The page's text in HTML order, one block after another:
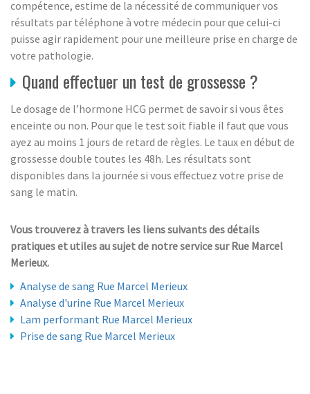
compétence, estime de la nécessité de communiquer vos
résultats par téléphone à votre médecin pour que celui-ci
puisse agir rapidement pour une meilleure prise en charge de
votre pathologie.
Quand effectuer un test de grossesse ?
Le dosage de l’hormone HCG permet de savoir si vous êtes
enceinte ou non. Pour que le test soit fiable il faut que vous
ayez au moins 1 jours de retard de règles. Le taux en début de
grossesse double toutes les 48h. Les résultats sont
disponibles dans la journée si vous effectuez votre prise de
sang le matin.
Vous trouverez à travers les liens suivants des détails
pratiques et utiles au sujet de notre service sur Rue Marcel
Merieux.
Analyse de sang Rue Marcel Merieux
Analyse d'urine Rue Marcel Merieux
Lam performant Rue Marcel Merieux
Prise de sang Rue Marcel Merieux